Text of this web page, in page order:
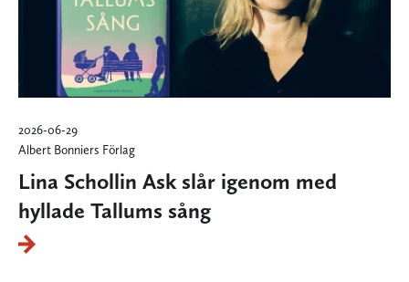
2026-06-29
Albert Bonniers Förlag
Lina Schollin Ask slår igenom med
hyllade Tallums sång